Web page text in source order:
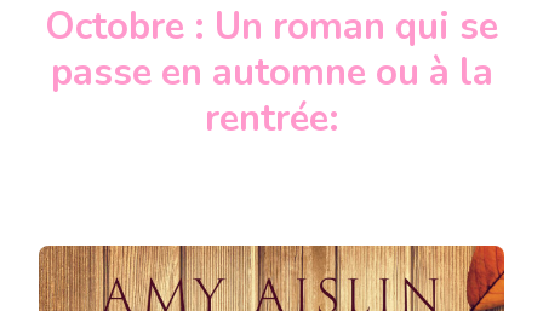
Octobre : Un roman qui se
passe en automne ou à la
rentrée: